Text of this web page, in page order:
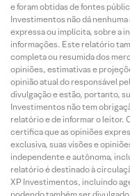
e foram obtidas de fontes
Investimentos não dá
expressa ou implícita, sobre a
informações. Este relatório
completa ou resumida dos
opiniões, estimativas e
opinião atual do responsável
divulgação e estão, portanto,
Investimentos não tem
relatório e de informar o leitor.
certifica que as opiniões
exclusiva, suas visões e
independente e autônoma,
relatório é destinado à
XP Investimentos, incluindo